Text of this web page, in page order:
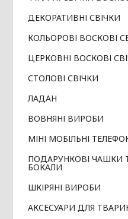
ДЕКОРАТИВНІ СВІЧКИ
КОЛЬОРОВІ ВОСКОВІ
ЦЕРКОВНІ ВОСКОВІ
СТОЛОВІ СВІЧКИ
ЛАДАН
ВОВНЯНІ ВИРОБИ
МІНІ МОБІЛЬНІ
ПОДАРУНКОВІ ЧАШКИ
БОКАЛИ
ШКІРЯНІ ВИРОБИ
АКСЕСУАРИ ДЛЯ